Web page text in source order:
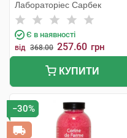
Лабораторіес Сарбек
Є в наявності
від 368.00 257.60 грн
КУПИТИ
−30%